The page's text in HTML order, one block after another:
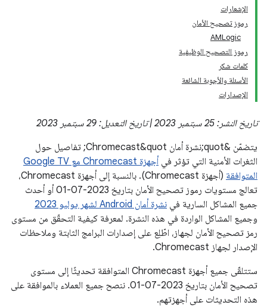
الإشعارات
رموز تصحيح الأمان
AMLogic
رموز التصحيح الوظيفية
كلمات شكر
الأسئلة والأجوبة الشائعة
الإصدارات
تاريخ النشر: 25 سبتمبر 2023 | تاريخ التعديل: 29 سبتمبر 2023
يتضمّن &quot;نشرة أمان Chromecast&quot; تفاصيل حول
الثغرات الأمنية التي تؤثر في
أجهزة Chromecast مع Google TV
المتوافقة
(أجهزة Chromecast). بالنسبة إلى أجهزة Chromecast،
تعالج مستويات رموز تصحيح الأمان بتاريخ 2023-07-01 أو أحدث
جميع المشاكل السارية في نشرة أمان Android لشهر يوليو 2023
وجميع المشاكل الواردة في هذه النشرة. لمعرفة كيفية التحقّق من مستوى
رمز تصحيح الأمان لجهاز، اطّلِع على إصدارات البرامج الثابتة وملاحظات
الإصدار لجهاز Chromecast.
ستتلقّى جميع أجهزة Chromecast المتوافقة تحديثًا إلى مستوى
تصحيح الأمان بتاريخ 2023-07-01. ننصح جميع العملاء بالموافقة على
هذه التحديثات على أجهزتهم.